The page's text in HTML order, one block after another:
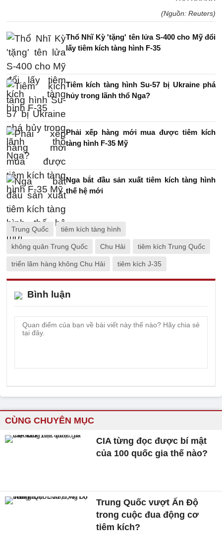
(Nguồn: Reuters)
Thổ Nhĩ Kỳ 'tặng' tên lửa S-400 cho Mỹ đổi
lấy tiêm kích tàng hình F-35
Tiêm kích tàng hình Su-57 bị Ukraine phá
hủy trong lãnh thổ Nga?
Phải xếp hàng mới mua được tiêm kích
tàng hình F-35 Mỹ
Nga bắt đầu sản xuất tiêm kích tàng hình
thế hệ mới
Trung Quốc tiêm kích tàng hình
không quân Trung Quốc Chu Hải tiêm kích Trung Quốc
triển lãm hàng không Chu Hải tiêm kích J-35
Bình luận
CÙNG CHUYÊN MỤC
CIA từng đọc được bí mật
của 100 quốc gia thế nào?
Trung Quốc vượt Ấn Độ
trong cuộc đua động cơ
tiêm kích?